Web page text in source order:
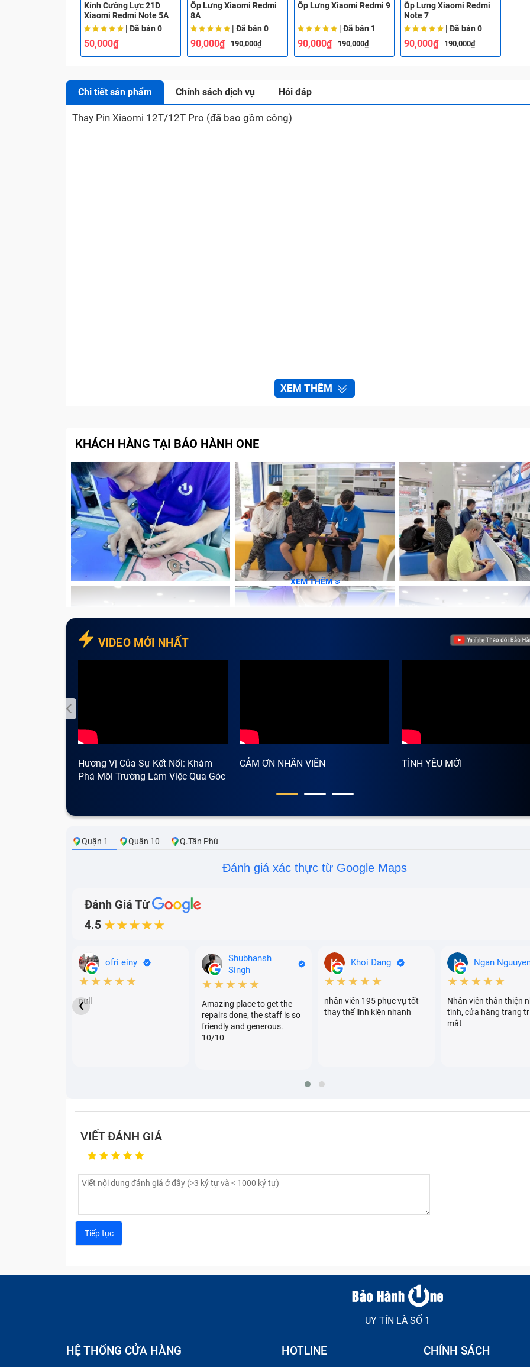
Kính Cường Lực 21D
Xiaomi Redmi Note 5A
| Đã bán 0
50,000₫
Ốp Lưng Xiaomi Redmi
8A
| Đã bán0
90,000₫ 190,000₫
Ốp Lưng Xiaomi Redmi 9
| Đã bán 1
90,000₫ 190,000₫
Ốp Lưng Xiaomi Redmi
Note 7
| Đã bán 0
90,000₫ 190,000₫
Chi tiết sản phẩm Chính sách dịch vụ Hỏi đáp
Thay Pin Xiaomi 12T/12T Pro (đã bao gồm công)
XEM THÊM
KHÁCH HÀNG TẠI BẢO HÀNH ONE
XEM THÊM
VIDEO MỚI NHẤT
Hương Vị Của Sự Kết Nối: Khám
Phá Môi Trường Làm Việc Qua Góc
CẢM ƠN NHÂN VIÊN TÌNH YÊU MỚI
Quận 1 Quận 10 Q.Tân Phú
Đánh giá xác thực từ Google Maps
Đánh Giá Từ
4.5 ★★★★★
ofri einy
★★★★★
null
Shubhansh
Singh
★★★★★
Amazing place to get the
repairs done, the staff is so
friendly and generous.
10/10
Khoi Đang
★★★★★
nhân viên 195 phục vụ tốt
thay thế linh kiện nhanh
Ngan
★★★★★
Nhân viên thân thiện
tình, cửa hàng trang
mắt
‹
VIẾT ĐÁNH GIÁ
UY TÍN LÀ SỐ 1
HỆ THỐNG CỬA HÀNG HOTLINE CHÍNH SÁCH